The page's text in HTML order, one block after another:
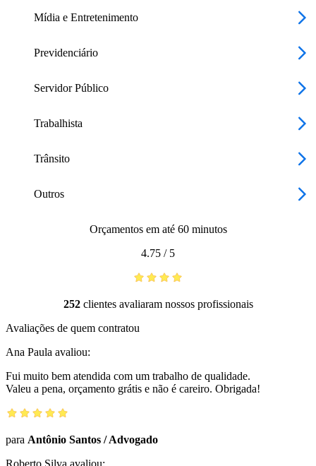
Mídia e Entretenimento
Previdenciário
Servidor Público
Trabalhista
Trânsito
Outros
Orçamentos em até 60 minutos
4.75 / 5
252clientes avaliaram nossos profissionais
Avaliações de quem contratou
Ana Paula avaliou:
Fui muito bem atendida com um trabalho de qualidade.
Valeu a pena, orçamento grátis e não é careiro. Obrigada!
para Antônio Santos /Advogado
Roberto Silva avaliou: